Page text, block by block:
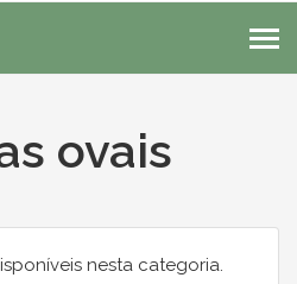
ovais
nesta categoria.